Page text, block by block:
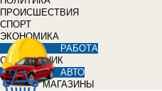
ПРОИСШЕСТВИЯ
СПОРТ
ЭКОНОМИКА
РАБОТА
СПРАВОЧНИК
АВТО
МАГАЗИНЫ